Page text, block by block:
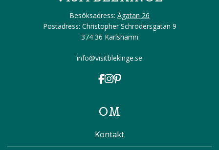
Besöksadress: Ågatan 26
Postadress: Christopher Schrödersgatan 9
374 36 Karlshamn
info@visitblekinge.se
OM
Kontakt